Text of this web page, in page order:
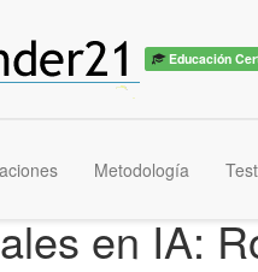
Educación
Metodología
en IA: